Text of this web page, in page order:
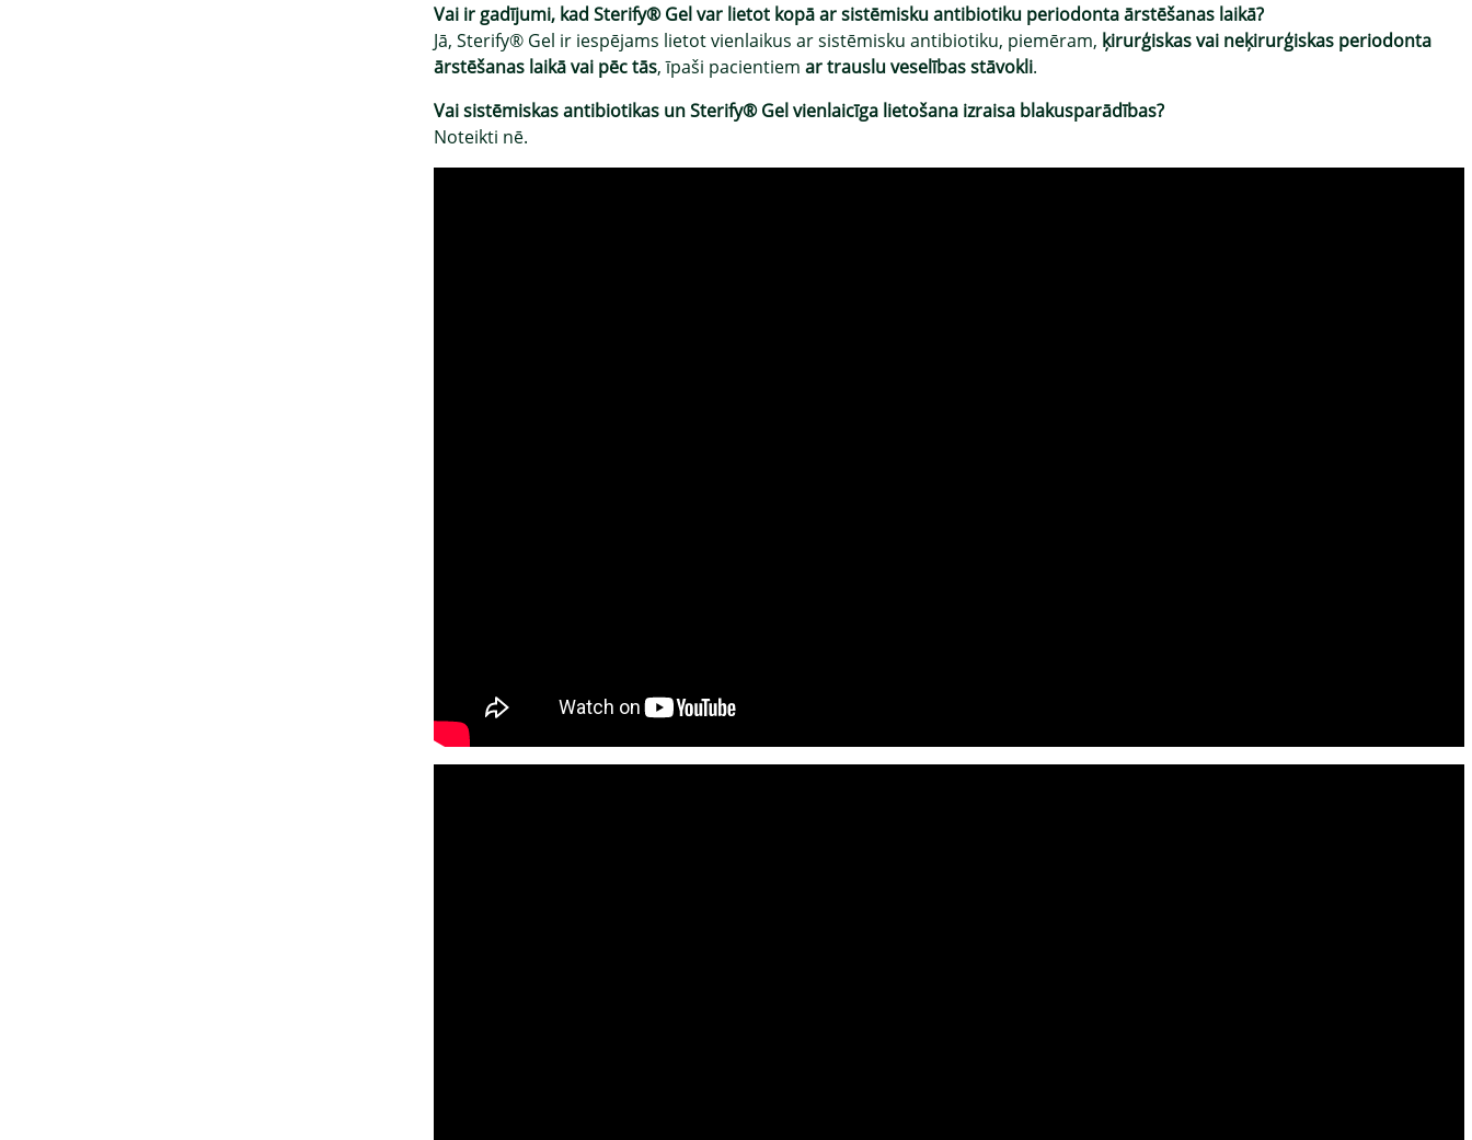
Vai ir gadījumi, kad Sterify® Gel var lietot kopā ar sistēmisku antibiotiku periodonta ārstēšanas laikā?
Jā, Sterify® Gel ir iespējams lietot vienlaikus ar sistēmisku antibiotiku, piemēram, ķirurģiskas vai neķirurģiskas periodonta
ārstēšanas laikā vai pēc tās, īpaši pacientiem ar trauslu veselības stāvokli.
Vai sistēmiskas antibiotikas un Sterify® Gel vienlaicīga lietošana izraisa blakusparādības?
Noteikti nē.